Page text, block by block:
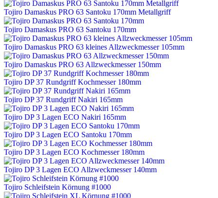
Tojiro Damaskus PRO 63 Santoku 170mm Metallgriff
Tojiro Damaskus PRO 63 Santoku 170mm
Tojiro Damaskus PRO 63 kleines Allzweckmesser 105mm
Tojiro Damaskus PRO 63 Allzweckmesser 150mm
Tojiro DP 37 Rundgriff Kochmesser 180mm
Tojiro DP 37 Rundgriff Nakiri 165mm
Tojiro DP 3 Lagen ECO Nakiri 165mm
Tojiro DP 3 Lagen ECO Santoku 170mm
Tojiro DP 3 Lagen ECO Kochmesser 180mm
Tojiro DP 3 Lagen ECO Allzweckmesser 140mm
Tojiro Schleifstein Körnung #1000